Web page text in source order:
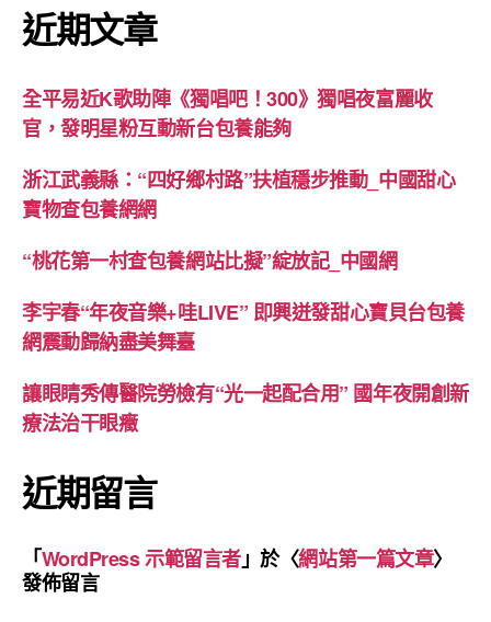
近期文章
全平易近K歌助陣《獨唱吧！300》獨唱夜富麗收
官，發明星粉互動新台包養能夠
浙江武義縣：“四好鄉村路”扶植穩步推動_中國甜心
寶物查包養網網
“桃花第一村查包養網站比擬”綻放記_中國網
李宇春“年夜音樂+哇LIVE” 即興迸發甜心寶貝台包養
網震動歸納盡美舞臺
讓眼睛秀傳醫院勞檢有“光一起配合用” 國年夜開創新
療法治干眼癥
近期留言
「WordPress 示範留言者」於〈網站第一篇文章〉
發佈留言